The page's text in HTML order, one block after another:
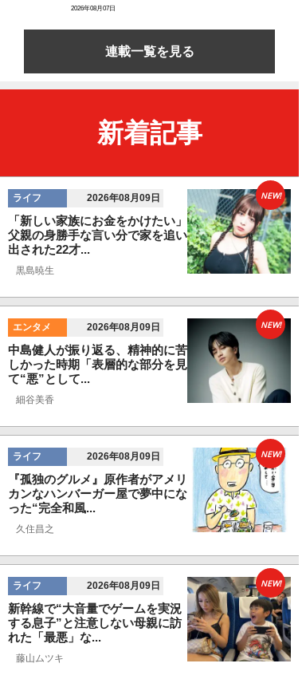
2026年08月07日
連載一覧を見る
新着記事
ライフ 2026年08月09日
「新しい家族にお金をかけたい」
父親の身勝手な言い分で家を追い
出された22才...
黒島暁生
NEW!
エンタメ 2026年08月09日
中島健人が振り返る、精神的に苦
しかった時期「表層的な部分を見
て“悪”として...
細谷美香
NEW!
ライフ 2026年08月09日
『孤独のグルメ』原作者がアメリ
カンなハンバーガー屋で夢中にな
った“完全和風...
久住昌之
NEW!
ライフ 2026年08月09日
新幹線で“大音量でゲームを実況
する息子”と注意しない母親に訪
れた「最悪」な...
藤山ムツキ
NEW!